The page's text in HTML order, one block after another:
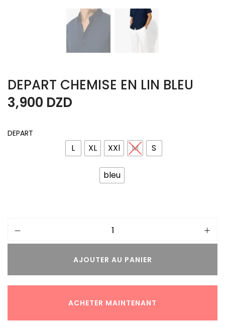
DEPART CHEMISE EN LIN BLEU
3,900 DZD
L XL XXl M S
bleu
AJOUTER AU PANIER
ACHETER MAINTENANT
DEPART